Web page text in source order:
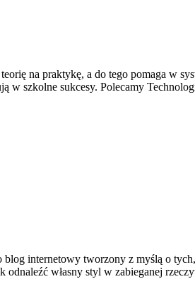
na praktykę, a do tego pomaga w
w szkolne sukcesy. Polecamy
internetowy tworzony z myślą o
własny styl w zabieganej